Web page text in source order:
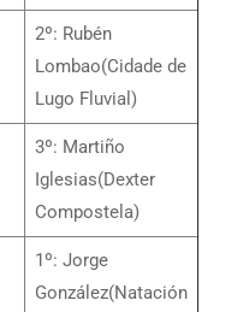
2º: Rubén
Lombao(Cidade de
Lugo Fluvial)
3º: Martiño
Iglesias(Dexter
Compostela)
1º: Jorge
González(Natación